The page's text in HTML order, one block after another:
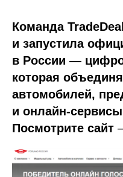
Команда
и запустила
в России —
которая
автомобилей,
и онлайн-
Посмотрите сайт